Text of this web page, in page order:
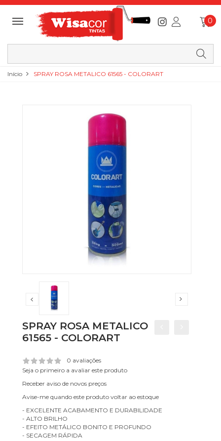
0
Início SPRAY ROSA METALICO 61565 - COLORART
SPRAY ROSA METALICO
61565 - COLORART
0 avaliações
Seja o primeiro a avaliar este produto
Receber aviso de novos preços
Avise-me quando este produto voltar ao estoque
- EXCELENTE ACABAMENTO E DURABILIDADE
- ALTO BRILHO
- EFEITO METÁLICO BONITO E PROFUNDO
- SECAGEM RÁPIDA